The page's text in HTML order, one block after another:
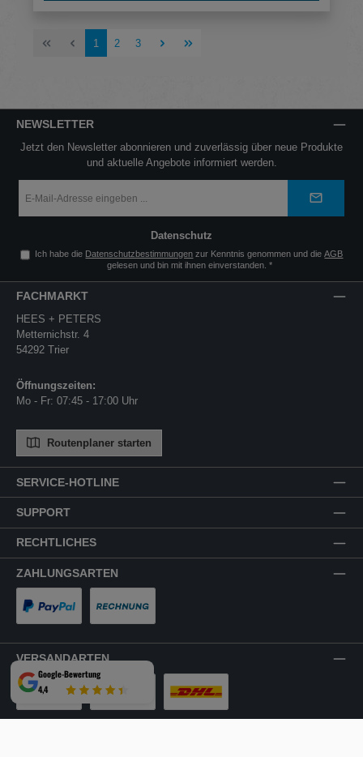
Seite
1 Seite
2 Seite
3
NEWSLETTER
Jetzt den Newsletter abonnieren und zuverlässig über neue Produkte
und aktuelle Angebote informiert werden.
Mail-
*
Datenschutz
Ich habe die Datenschutzbestimmungen zur Kenntnis genommen und dieAGB
gelesen und bin mit ihnen einverstanden. *
SERVICE-HOTLINE
SUPPORT
RECHTLICHES
ZAHLUNGSARTEN
VERSANDARTEN
LKW-Tour Spedition DHL
FACHMARKT
HEES + PETERS
Metternichstr. 4
54292 Trier
Öffnungszeiten:
Mo - Fr: 07:45 - 17:00 Uhr
Routenplaner starten
Google-Bewertung
4,4